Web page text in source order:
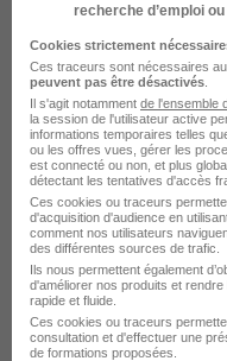
Associé du
Noirmoutier-en-l'Île -
Cette offre n’est plus
Gérant
Associé du
Pornic - 44 Temps
Cette offre n’est plus
recherche d’emploi
Cookies strictement
Ces traceurs sont nécessaires
peuvent pas être désactivés
Il s'agit notamment de l'ensemble
la session de l'utilisateur active
informations temporaires telles
ou les offres vues, gérer les
est connecté ou non, et plus
détectant les tentatives d'accès
Ces cookies ou traceurs
d'acquisition d'audience en
comment nos utilisateurs
des différentes sources de trafic.
Ils nous permettent également
d'améliorer nos produits et
rapide et fluide.
Ces cookies ou traceurs
consultation et d'effectuer une
de formations proposées.